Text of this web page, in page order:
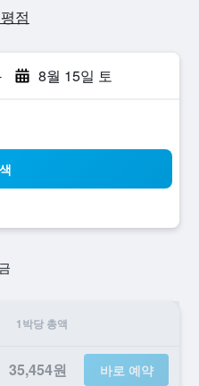
점
8월 15일 토
1박당 총액
35,454원 바로 예약